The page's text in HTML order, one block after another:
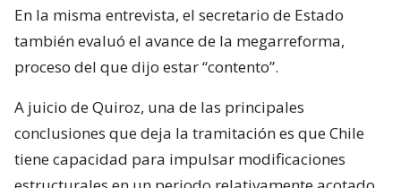
En la misma entrevista, el secretario de Estado
también evaluó el avance de la megarreforma,
proceso del que dijo estar “contento”.
A juicio de Quiroz, una de las principales
conclusiones que deja la tramitación es que Chile
tiene capacidad para impulsar modificaciones